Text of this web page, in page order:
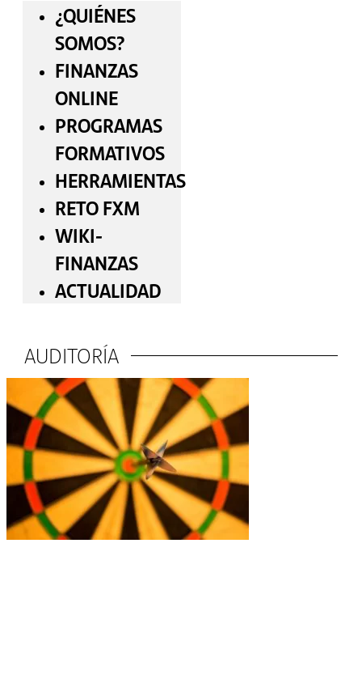
¿QUIÉNES
SOMOS?
FINANZAS
ONLINE
PROGRAMAS
FORMATIVOS
HERRAMIENTAS
RETO FXM
WIKI-
FINANZAS
ACTUALIDAD
AUDITORÍA